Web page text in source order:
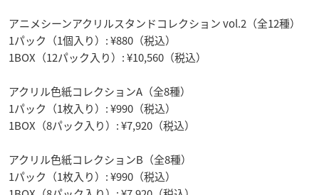
アニメシーンアクリルスタンドコレクション vol.2（全12種）
1パック（1個入り）: ¥880（税込）
1BOX（12パック入り）: ¥10,560（税込）
アクリル色紙コレクションA（全8種）
1パック（1枚入り）: ¥990（税込）
1BOX（8パック入り）: ¥7,920（税込）
アクリル色紙コレクションB（全8種）
1パック（1枚入り）: ¥990（税込）